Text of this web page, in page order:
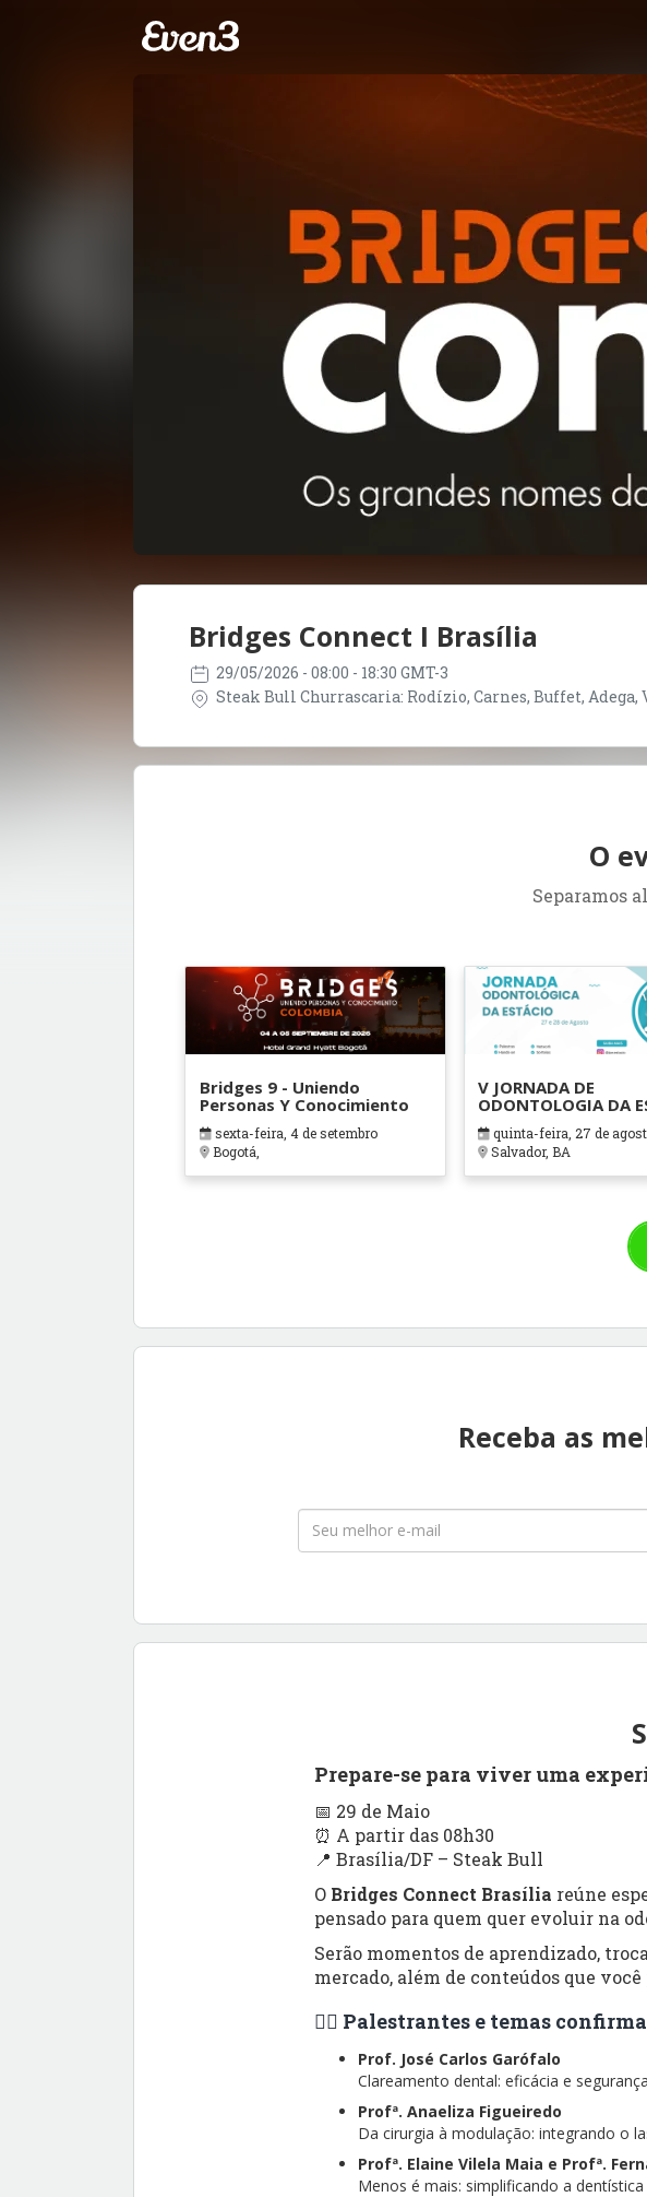
Bridges Connect I Brasília
29/05/2026 - 08:00 - 18:30 GMT-3
Steak Bull Churrascaria: Rodízio, Carnes, Buffet,
O
Separamos
Bridges 9 - Uniendo
Personas Y Conocimiento
sexta-feira, 4 de setembro
Bogotá,
V JORNADA DE
ODONTOLOGIA DA
BAHIA
quinta-feira, 27 de
Salvador, BA
Receba as
Prepare-se para viver uma
📅 29 de Maio
⏰ A partir das 08h30
📍 Brasília/DF – Steak Bull
O Bridges Connect Brasília reúne
pensado para quem quer evoluir na
Serão momentos de aprendizado,
mercado, além de conteúdos que
👨‍⚕️ Palestrantes e temas
Prof. José Carlos Garófalo
Clareamento dental: eficácia e
Profª. Anaeliza Figueiredo
Da cirurgia à modulação: integrando o
Profª. Elaine Vilela Maia e Profª.
Menos é mais: simplificando a